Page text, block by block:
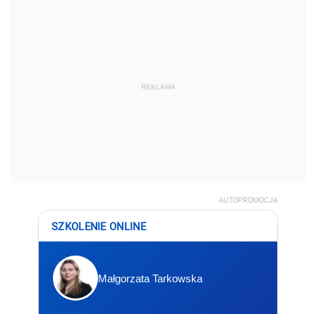
REKLAMA
AUTOPROMOCJA
SZKOLENIE ONLINE
Małgorzata Tarkowska